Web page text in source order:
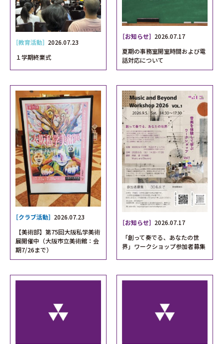
［教育活動］ 2026.07.23
１学期終業式
［お知らせ］ 2026.07.17
夏期の事務室開室時間および電
話対応について
［クラブ活動］ 2026.07.23
【美術部】第75回大阪私学美術
展開催中（大阪市立美術館：会
期7/26まで）
［お知らせ］ 2026.07.17
「創って奏でる、あなたの世
界」ワークショップ参加者募集